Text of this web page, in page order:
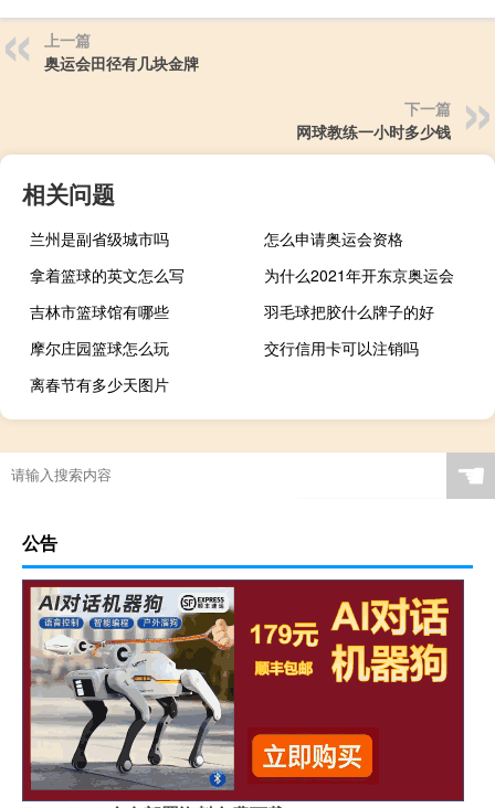
上一篇
奥运会田径有几块金牌
下一篇
网球教练一小时多少钱
相关问题
兰州是副省级城市吗
怎么申请奥运会资格
拿着篮球的英文怎么写
为什么2021年开东京奥运会
吉林市篮球馆有哪些
羽毛球把胶什么牌子的好
摩尔庄园篮球怎么玩
交行信用卡可以注销吗
离春节有多少天图片
☚
公告